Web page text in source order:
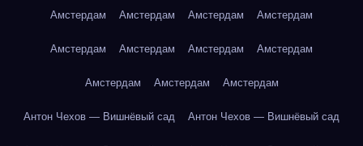
Амстердам Амстердам Амстердам Амстердам
Амстердам Амстердам Амстердам Амстердам
Амстердам Амстердам Амстердам
Антон Чехов — Вишнёвый сад Антон Чехов — Вишнёвый сад